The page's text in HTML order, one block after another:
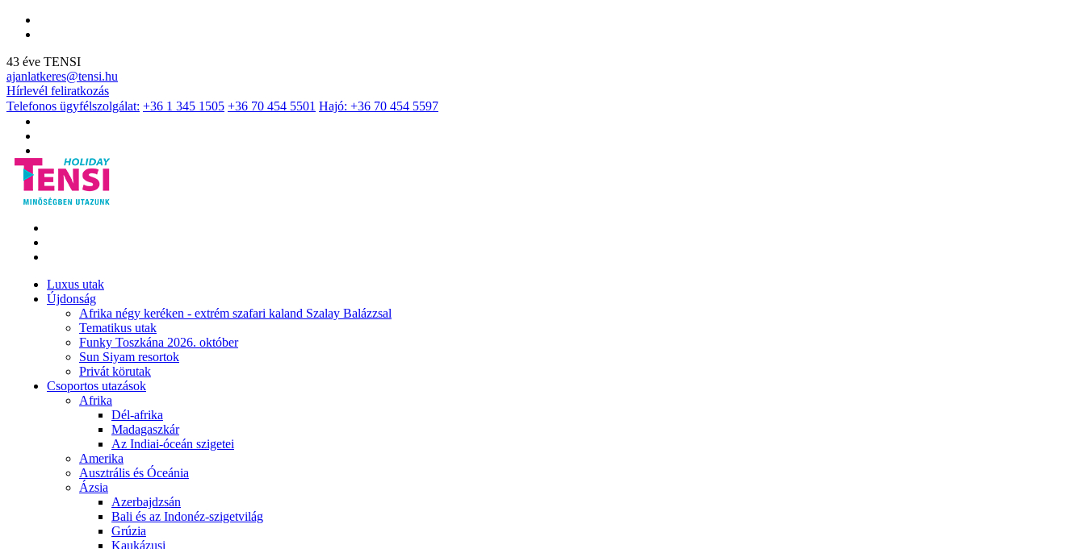
43 éve TENSI
ajanlatkeres@tensi.hu
Hírlevél feliratkozás
Telefonos ügyfélszolgálat: +36 1 345 1505 +36 70 454 5501 Hajó: +36 70 454 5597
Luxus utak
Újdonság
Afrika négy keréken - extrém szafari kaland Szalay Balázzsal
Tematikus utak
Funky Toszkána 2026. október
Sun Siyam resortok
Privát körutak
Csoportos utazások
Afrika
Dél-afrika
Madagaszkár
Az Indiai-óceán szigetei
Amerika
Ausztrális és Óceánia
Ázsia
Azerbajdzsán
Bali és az Indonéz-szigetvilág
Grúzia
Kaukázusi